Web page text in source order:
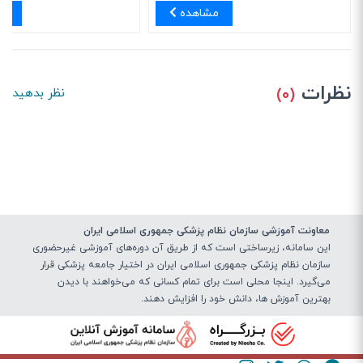
مشاهده
نظرات (۰) نظر بدهید
معاونت آموزشی سازمان نظام پزشکی جمهوری اسلامی ایران
این سامانه، زیرساختی‌ است که از طریق آن دوره‌های آموزشی غیرحضوری
سازمان نظام پزشکی جمهوری اسلامی ایران در اختیار جامعه پزشکی قرار
می‌گیرد. اینجا محلی است برای تمام کسانی که می‌خواهند با دیدن
بهترین آموزش ها، دانش خود را افزایش دهند.